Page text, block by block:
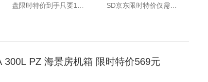
盘限时特价到手只要179
SD京东限时特价仅需21
300L PZ 海景房机箱 限时特价569元